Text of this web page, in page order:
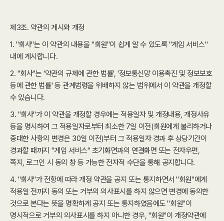
제3조. 약관의 게시와 개정
1. "회사"는 이 약관의 내용을 "회원"이 쉽게 알 수 있도록 "게임 서비스"
내에 게시합니다.
2. "회사"는 '약관의 규제에 관한 법률', '정보통신망 이용촉진 및 정보보호
등에 관한 법률' 등 관계법령을 위배하지 않는 범위에서 이 약관을 개정할
수 있습니다.
3. "회사"가 이 약관을 개정할 경우에는 적용일자 및 개정내용, 개정사유
등을 명시하여 그 적용일자로부터 최소한 7일 이전(회원에게 불리하거나
중대한 사항의 변경은 30일 이전)부터 그 적용일자 경과 후 상당기간이
경과할 때까지 "게임 서비스" 초기화면과의 연결화면 또는 전자우편,
쪽지, 로그인 시 동의 창 등 가능한 전자적 수단을 통해 공지합니다.
4. "회사"가 전항에 따라 개정 약관을 공지 또는 통지하면서 "회원"에게
적용일 전까지 동의 또는 거부의 의사표시를 하지 않으면 변경에 동의한
것으로 본다는 뜻을 명확하게 공지 또는 통지하였음에도 "회원"이
명시적으로 거부의 의사표시를 하지 아니한 경우, "회원"이 개정약관에